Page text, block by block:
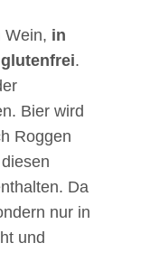
Wein, in
.
Bier wird
Roggen
Da
nur in
und